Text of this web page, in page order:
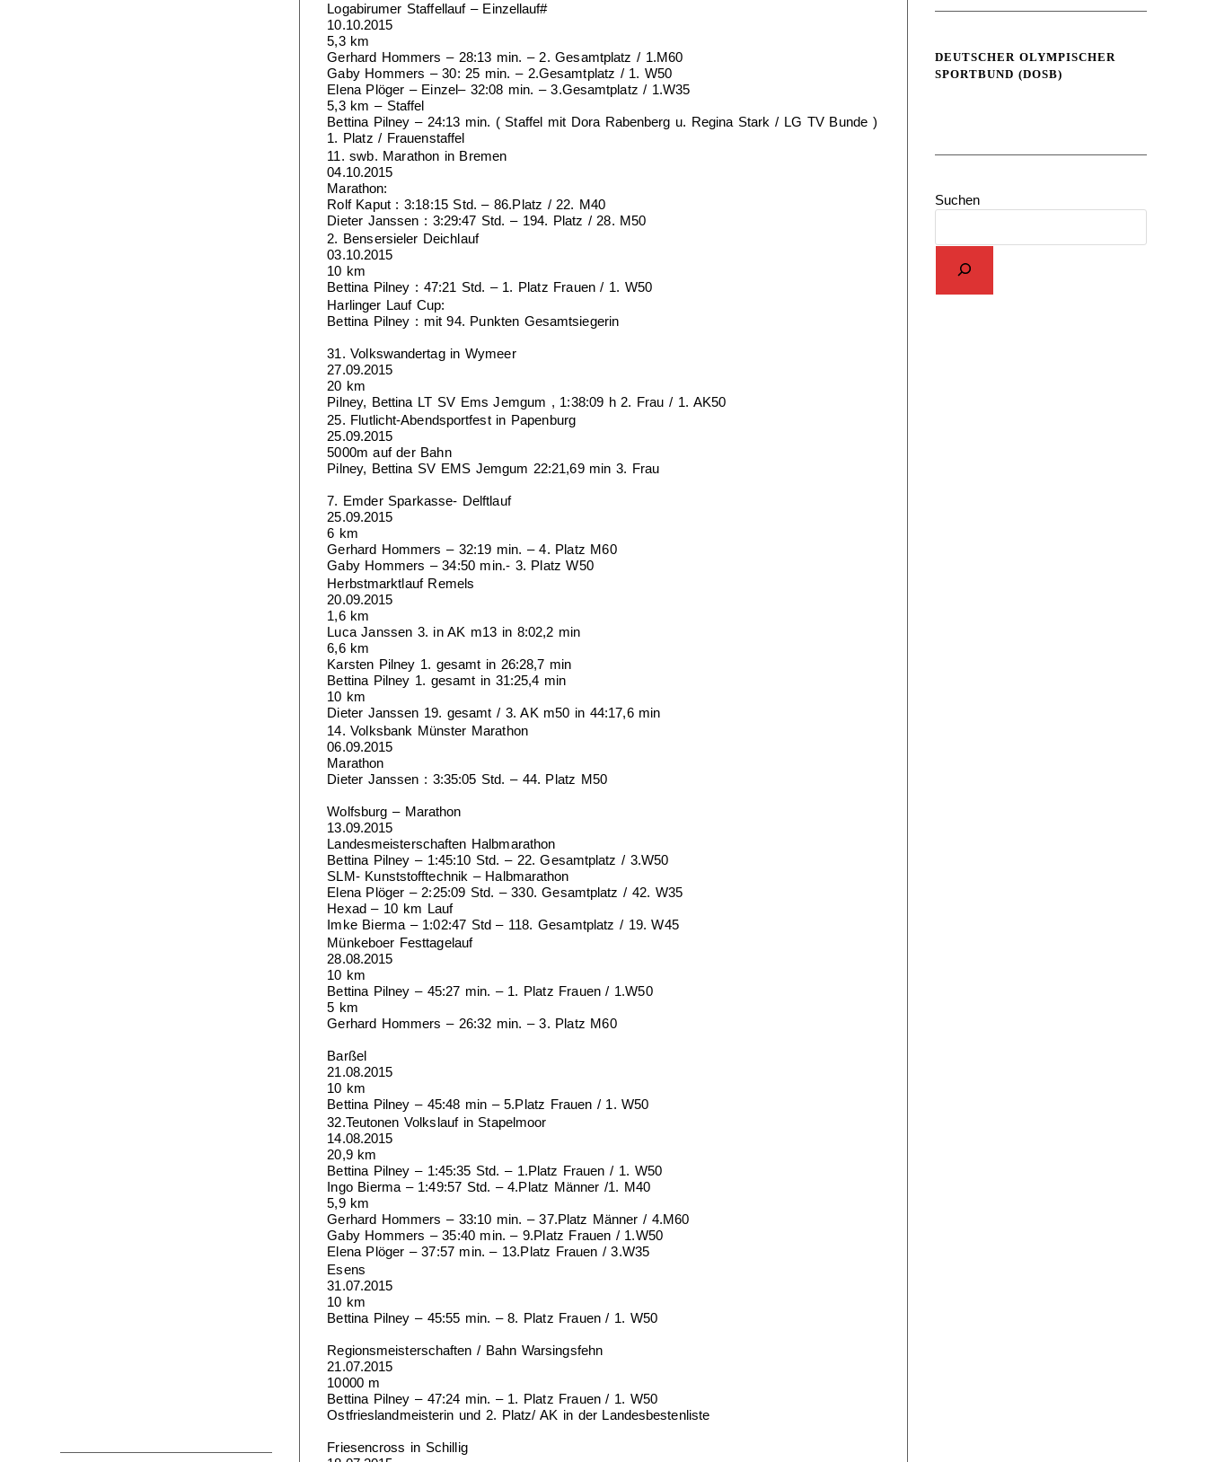
Logabirumer Staffellauf – Einzellauf#
10.10.2015
5,3 km
Gerhard Hommers – 28:13 min. – 2. Gesamtplatz / 1.M60
Gaby Hommers – 30: 25 min. – 2.Gesamtplatz / 1. W50
Elena Plöger – Einzel– 32:08 min. – 3.Gesamtplatz / 1.W35
5,3 km – Staffel
Bettina Pilney – 24:13 min. ( Staffel mit Dora Rabenberg u. Regina Stark / LG TV Bunde )
1. Platz / Frauenstaffel
11. swb. Marathon in Bremen
04.10.2015
Marathon:
Rolf Kaput : 3:18:15 Std. – 86.Platz / 22. M40
Dieter Janssen : 3:29:47 Std. – 194. Platz / 28. M50
2. Bensersieler Deichlauf
03.10.2015
10 km
Bettina Pilney : 47:21 Std. – 1. Platz Frauen / 1. W50
Harlinger Lauf Cup:
Bettina Pilney : mit 94. Punkten Gesamtsiegerin
31. Volkswandertag in Wymeer
27.09.2015
20 km
Pilney, Bettina LT SV Ems Jemgum , 1:38:09 h 2. Frau / 1. AK50
25. Flutlicht-Abendsportfest in Papenburg
25.09.2015
5000m auf der Bahn
Pilney, Bettina SV EMS Jemgum 22:21,69 min 3. Frau
7. Emder Sparkasse- Delftlauf
25.09.2015
6 km
Gerhard Hommers – 32:19 min. – 4. Platz M60
Gaby Hommers – 34:50 min.- 3. Platz W50
Herbstmarktlauf Remels
20.09.2015
1,6 km
Luca Janssen 3. in AK m13 in 8:02,2 min
6,6 km
Karsten Pilney 1. gesamt in 26:28,7 min
Bettina Pilney 1. gesamt in 31:25,4 min
10 km
Dieter Janssen 19. gesamt / 3. AK m50 in 44:17,6 min
14. Volksbank Münster Marathon
06.09.2015
Marathon
Dieter Janssen : 3:35:05 Std. – 44. Platz M50
Wolfsburg – Marathon
13.09.2015
Landesmeisterschaften Halbmarathon
Bettina Pilney – 1:45:10 Std. – 22. Gesamtplatz / 3.W50
SLM- Kunststofftechnik – Halbmarathon
Elena Plöger – 2:25:09 Std. – 330. Gesamtplatz / 42. W35
Hexad – 10 km Lauf
Imke Bierma – 1:02:47 Std – 118. Gesamtplatz / 19. W45
Münkeboer Festtagelauf
28.08.2015
10 km
Bettina Pilney – 45:27 min. – 1. Platz Frauen / 1.W50
5 km
Gerhard Hommers – 26:32 min. – 3. Platz M60
Barßel
21.08.2015
10 km
Bettina Pilney – 45:48 min – 5.Platz Frauen / 1. W50
32.Teutonen Volkslauf in Stapelmoor
14.08.2015
20,9 km
Bettina Pilney – 1:45:35 Std. – 1.Platz Frauen / 1. W50
Ingo Bierma – 1:49:57 Std. – 4.Platz Männer /1. M40
5,9 km
Gerhard Hommers – 33:10 min. – 37.Platz Männer / 4.M60
Gaby Hommers – 35:40 min. – 9.Platz Frauen / 1.W50
Elena Plöger – 37:57 min. – 13.Platz Frauen / 3.W35
Esens
31.07.2015
10 km
Bettina Pilney – 45:55 min. – 8. Platz Frauen / 1. W50
Regionsmeisterschaften / Bahn Warsingsfehn
21.07.2015
10000 m
Bettina Pilney – 47:24 min. – 1. Platz Frauen / 1. W50
Ostfrieslandmeisterin und 2. Platz/ AK in der Landesbestenliste
Friesencross in Schillig
DEUTSCHER OLYMPISCHER
SPORTBUND (DOSB)
Suchen